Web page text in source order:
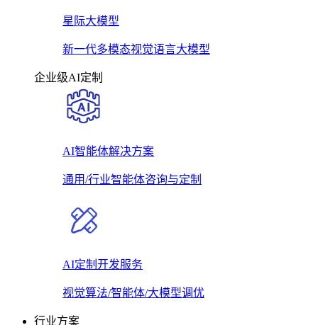
星际大模型
新一代多模态视觉语言大模型
企业级AI定制
AI智能体解决方案
通用/行业智能体咨询与定制
AI定制开发服务
视觉算法/智能体/大模型调优
行业方案